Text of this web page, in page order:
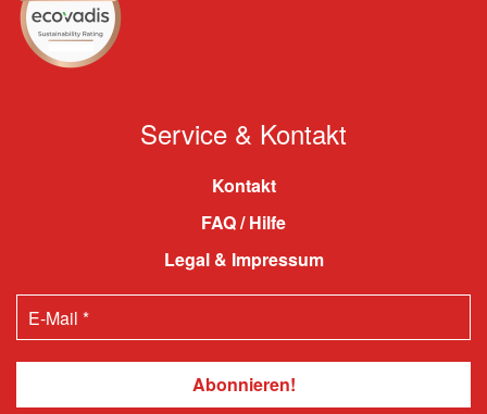
Service & Kontakt
Kontakt
FAQ / Hilfe
Legal & Impressum